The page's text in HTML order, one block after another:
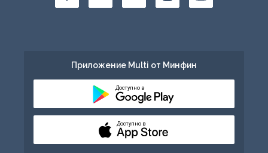
Приложение Multi от Минфин
Доступно в
Доступно в